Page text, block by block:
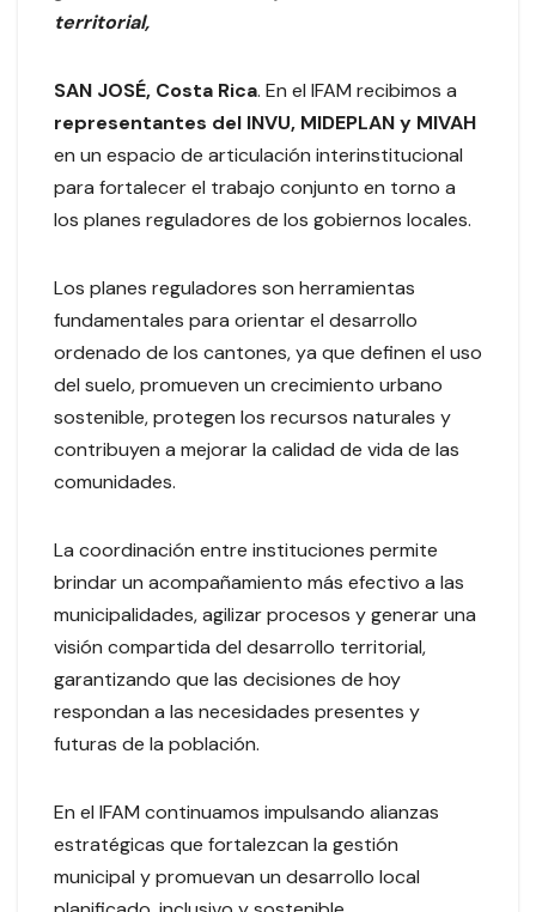
territorial,
SAN JOSÉ, Costa Rica. En el IFAM recibimos a
representantes del INVU, MIDEPLAN y MIVAH
en un espacio de articulación interinstitucional
para fortalecer el trabajo conjunto en torno a
los planes reguladores de los gobiernos locales.
Los planes reguladores son herramientas
fundamentales para orientar el desarrollo
ordenado de los cantones, ya que definen el uso
del suelo, promueven un crecimiento urbano
sostenible, protegen los recursos naturales y
contribuyen a mejorar la calidad de vida de las
comunidades.
La coordinación entre instituciones permite
brindar un acompañamiento más efectivo a las
municipalidades, agilizar procesos y generar una
visión compartida del desarrollo territorial,
garantizando que las decisiones de hoy
respondan a las necesidades presentes y
futuras de la población.
En el IFAM continuamos impulsando alianzas
estratégicas que fortalezcan la gestión
municipal y promuevan un desarrollo local